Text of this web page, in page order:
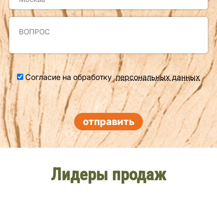
Согласие на обработку персональных данных
отправить
Лидеры продаж